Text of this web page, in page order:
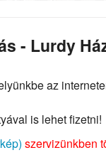
- Lurdy
az
is lehet fizetni!
szervizünkben